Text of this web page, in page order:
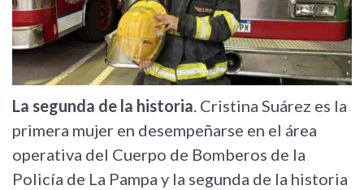
La segunda de la historia. Cristina Suárez es la
primera mujer en desempeñarse en el área
operativa del Cuerpo de Bomberos de la
Policía de La Pampa y la segunda de la historia